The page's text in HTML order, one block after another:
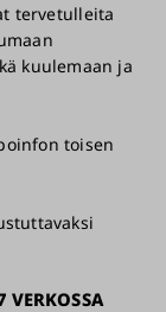
tervetulleita
kuulemaan ja
toisen
VERKOSSA